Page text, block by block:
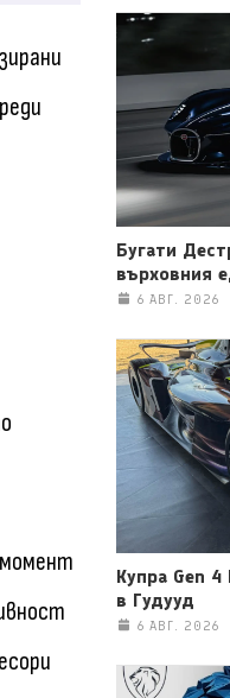
Бугати
върховния
6 АВГ. 2026
Купра Gen
в Гудууд
6 АВГ. 2026